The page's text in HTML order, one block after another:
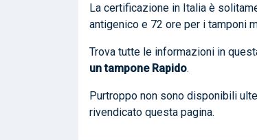
La certificazione in Italia è
antigenico e 72 ore per i tamponi
Trova tutte le informazioni in
un tampone Rapido.
Purtroppo non sono disponibili
rivendicato questa pagina.